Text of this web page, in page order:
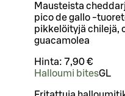
Mausteista
pico de gallo -
pikkelöityjä chilejä,
guacamolea
Hinta: 7,90 €
Halloumi bitesGL